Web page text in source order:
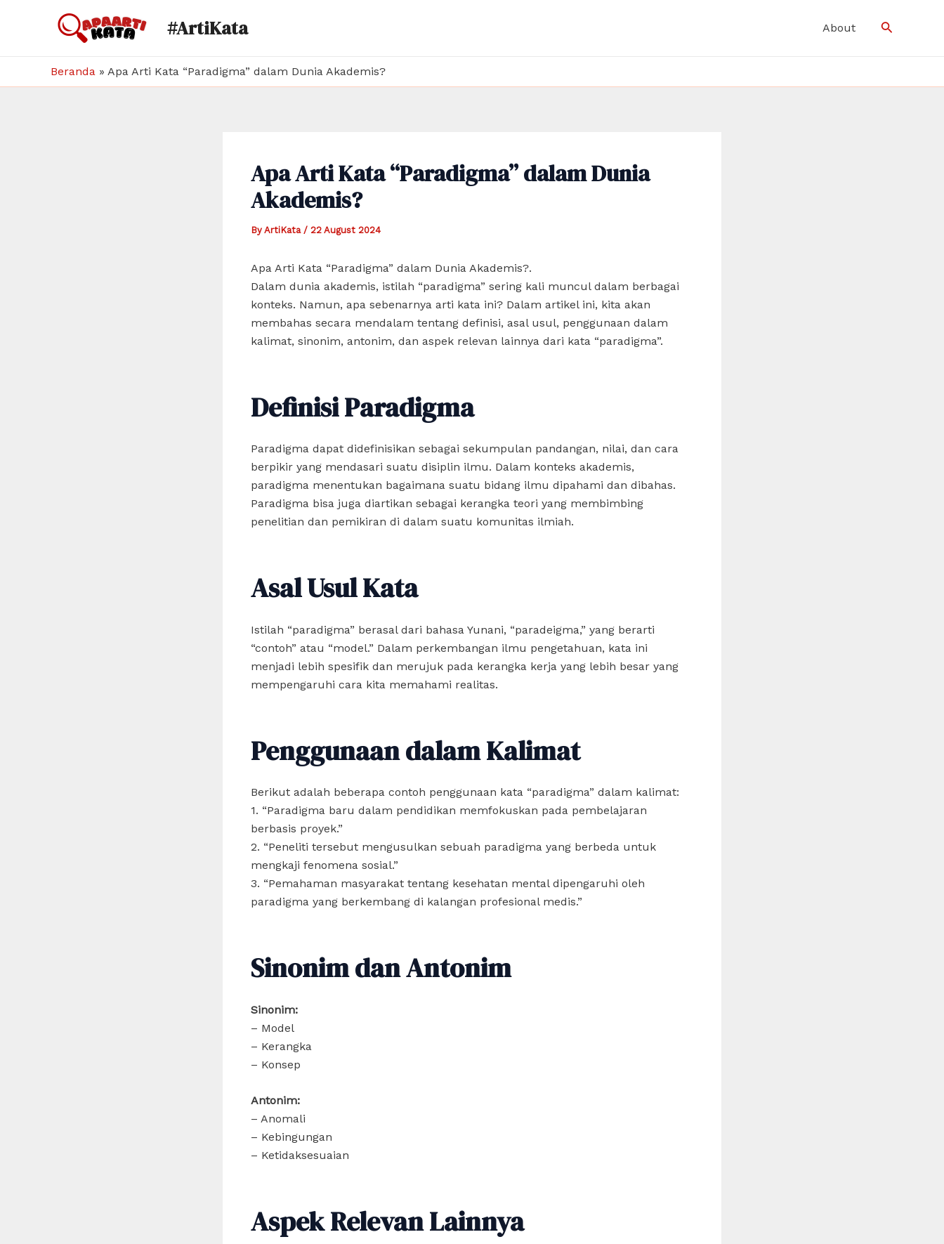
#ArtiKata About Search
Beranda » Apa Arti Kata “Paradigma” dalam Dunia Akademis?
Apa Arti Kata “Paradigma” dalam Dunia
Akademis?
By ArtiKata / 22 August 2024
Apa Arti Kata “Paradigma” dalam Dunia Akademis?.
Dalam dunia akademis, istilah “paradigma” sering kali muncul dalam berbagai
konteks. Namun, apa sebenarnya arti kata ini? Dalam artikel ini, kita akan
membahas secara mendalam tentang definisi, asal usul, penggunaan dalam
kalimat, sinonim, antonim, dan aspek relevan lainnya dari kata “paradigma”.
Definisi Paradigma
Paradigma dapat didefinisikan sebagai sekumpulan pandangan, nilai, dan cara
berpikir yang mendasari suatu disiplin ilmu. Dalam konteks akademis,
paradigma menentukan bagaimana suatu bidang ilmu dipahami dan dibahas.
Paradigma bisa juga diartikan sebagai kerangka teori yang membimbing
penelitian dan pemikiran di dalam suatu komunitas ilmiah.
Asal Usul Kata
Istilah “paradigma” berasal dari bahasa Yunani, “paradeigma,” yang berarti
“contoh” atau “model.” Dalam perkembangan ilmu pengetahuan, kata ini
menjadi lebih spesifik dan merujuk pada kerangka kerja yang lebih besar yang
mempengaruhi cara kita memahami realitas.
Penggunaan dalam Kalimat
Berikut adalah beberapa contoh penggunaan kata “paradigma” dalam kalimat:
1. “Paradigma baru dalam pendidikan memfokuskan pada pembelajaran
berbasis proyek.”
2. “Peneliti tersebut mengusulkan sebuah paradigma yang berbeda untuk
mengkaji fenomena sosial.”
3. “Pemahaman masyarakat tentang kesehatan mental dipengaruhi oleh
paradigma yang berkembang di kalangan profesional medis.”
Sinonim dan Antonim
Sinonim:
– Model
– Kerangka
– Konsep
Antonim:
– Anomali
– Kebingungan
– Ketidaksesuaian
Aspek Relevan Lainnya